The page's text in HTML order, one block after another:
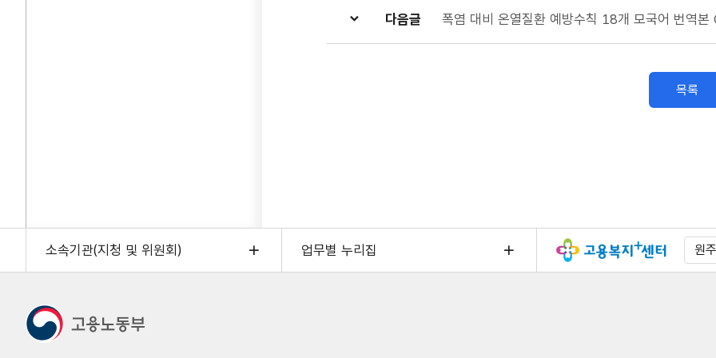
다음글 폭염 대비 온열질환 예방수칙 18개 모국어 번역본
목록
소속기관(지청 및 위원회) 업무별 누리집 원